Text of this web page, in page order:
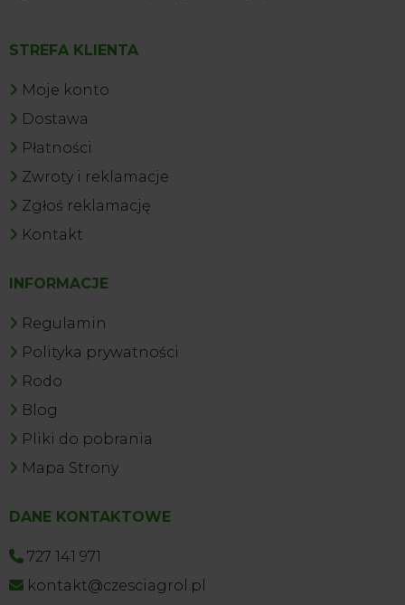
STREFA KLIENTA
Moje konto
Dostawa
Płatności
Zwroty i reklamacje
Zgłoś reklamację
Kontakt
INFORMACJE
Regulamin
Polityka prywatności
Rodo
Blog
Pliki do pobrania
Mapa Strony
DANE KONTAKTOWE
727 141 971
kontakt@czesciagrol.pl